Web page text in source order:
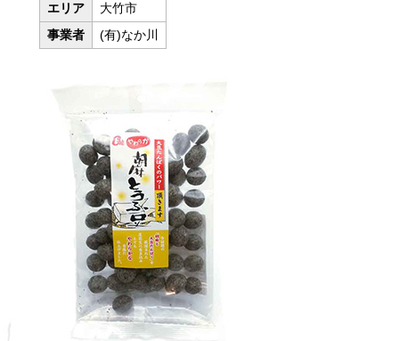
エリア
大竹市
事業者
(有)なか川